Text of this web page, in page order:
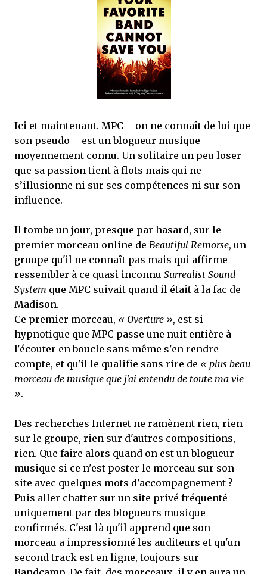
que Thomas connaissait et appréciait Olivier. Marlowe découvre une ville qu’il
ne connaissait pas, habitée par la méfiance, la peur et le rigorisme de la Ligue,
une ville pleine de mystères et de vieilles rancœurs. La Dame d...
Ici et maintenant. MPC – on ne connaît de lui que
son pseudo – est un blogueur musique
moyennement connu. Un solitaire un peu loser
que sa passion tient à flots mais qui ne
s’illusionne ni sur ses compétences ni sur son
influence.
Il tombe un jour, presque par hasard, sur le
premier morceau online de Beautiful Remorse, un
groupe qu'il ne connaît pas mais qui affirme
ressembler à ce quasi inconnu Surrealist Sound
System que MPC suivait quand il était à la fac de
Madison.
Ce premier morceau, « Overture », est si
hypnotique que MPC passe une nuit entière à
l'écouter en boucle sans même s'en rendre
compte, et qu'il le qualifie sans rire de « plus beau
morceau de musique que j'ai entendu de toute ma vie
».
Des recherches Internet ne ramènent rien, rien
sur le groupe, rien sur d'autres compositions,
rien. Que faire alors quand on est un blogueur
musique si ce n'est poster le morceau sur son
site avec quelques mots d'accompagnement ?
Puis aller chatter sur un site privé fréquenté
uniquement par des blogueurs musique
confirmés. C'est là qu'il apprend que son
morceau a impressionné les auditeurs et qu'un
second track est en ligne, toujours sur